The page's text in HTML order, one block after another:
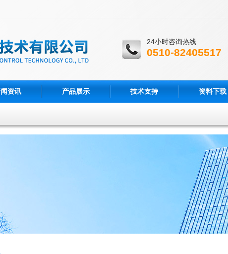
24小时咨询热线
0510-82405517
资讯 产品展示 技术支持 资料下载